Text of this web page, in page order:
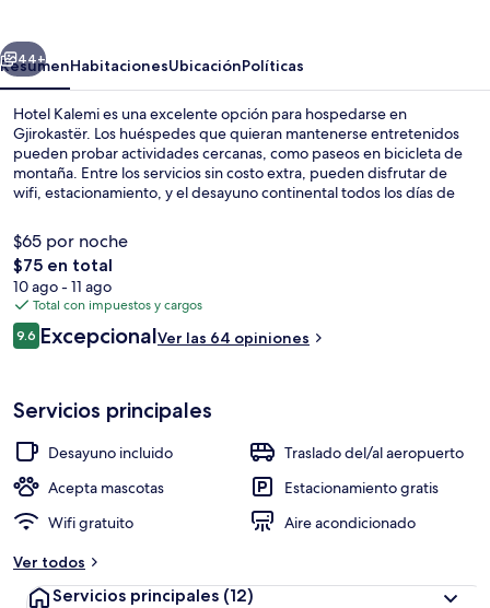
Siguiente
44+
ResumenHabitacionesUbicaciónPolíticas
Hotel Kalemi es una excelente opción para hospedarse en
Gjirokastër. Los huéspedes que quieran mantenerse entretenidos
pueden probar actividades cercanas, como paseos en bicicleta de
montaña. Entre los servicios sin costo extra, pueden disfrutar de
wifi, estacionamiento, y el desayuno continental todos los días de
y su jardín.
$65 por noche
El
precio
total
es
de
$75 en total
10 ago - 11 ago
Total con impuestos y cargos
Opiniones
9.69.6 de 10,
ExcepcionalVer las 64 opiniones
Servicios principales
Desayuno incluido
Traslado del/al aeropuerto
Acepta mascotas
Estacionamiento gratis
Wifi gratuito
Aire acondicionado
Ver todos
Servicios principales (12)